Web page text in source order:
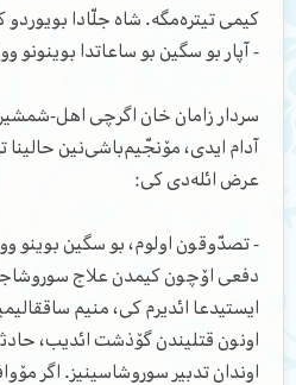
کیمی تیتره‌مگه. شاه جلّادا بویوردو
- آپار بو سگین بو ساعاتدا بوینونو
سردار زامان خان اگرچی اهل-
آدام ایدی، مۆنجّیم‌باشی‌نین حالینا
عرض ائله‌دی کی:
- تصدّوقون اولوم، بو سگین بوینو
دفعی اۆچون کیمدن علاج
ایستیدعا ائدیرم کی، منیم
اونون قتلیندن گۆذشت ائدیب،
اوندان تدبیر سوروشاسینیز. اگر